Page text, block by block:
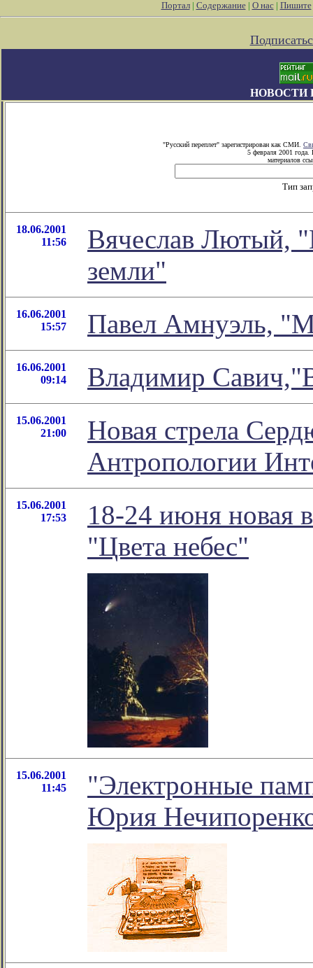
Портал| Содержание| О нас| Пишите
НОВОСТИ
"Русский переплет" зарегистрирован как СМИ.
5 февраля 2001 года.
материалов
Тип
18.06.2001
11:56
Вячеслав Лютый,
земли"
16.06.2001
15:57
Павел Амнуэль,
16.06.2001
09:14
Владимир
15.06.2001
21:00
Новая стрела
Антропологии
15.06.2001
17:53
18-24 июня новая
"Цвета небес"
15.06.2001
11:45
"Электронные
Юрия